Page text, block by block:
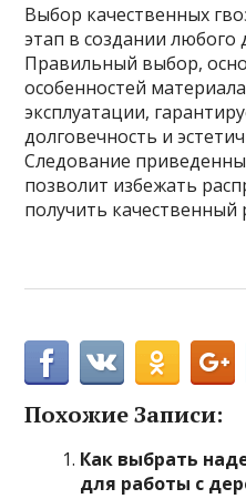
Выбор качественных
этап в создании любого
Правильный выбор,
особенностей
эксплуатации,
долговечность и
Следование
позволит избежать
получить качественный
Похожие Записи:
Как выбрать
для работы с